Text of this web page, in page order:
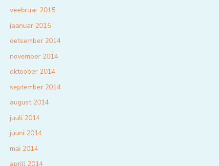
veebruar 2015
jaanuar 2015
detsember 2014
november 2014
oktoober 2014
september 2014
august 2014
juuli 2014
juuni 2014
mai 2014
aprill 2014